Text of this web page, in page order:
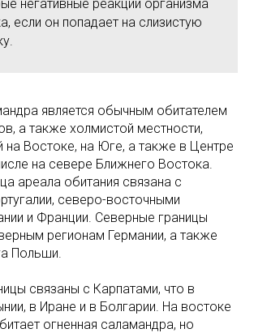
негативные реакции организма
если он попадает на слизистую
является обычным обитателем
а также холмистой местности,
на Востоке, на Юге, а также в Центре
на севере Ближнего Востока.
ареала обитания связана с
северо-восточными
и Франции. Северные границы
регионам Германии, а также
Польши.
связаны с Карпатами, что в
в Иране и в Болгарии. На востоке
огненная саламандра, но